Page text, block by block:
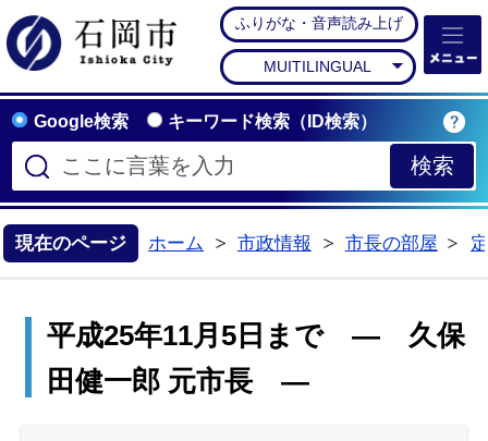
石岡市公式ホームペー
ふりがな・音声読み上げ
MUITILINGUAL
Google検索 キーワード検索（ID検索）
現在のページ ホーム
市政情報
市長の部屋
平成25年11月5日まで ― 久保
田健一郎 元市長 ―